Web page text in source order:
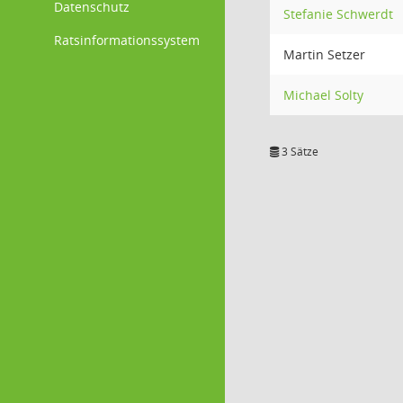
Datenschutz
Ratsinformationssystem
Stefanie Schwerdt
Martin Setzer
Michael Solty
3 Sätze